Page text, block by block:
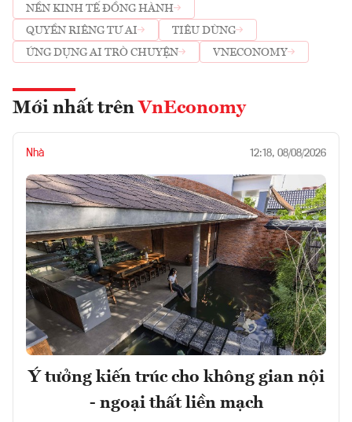
NỀN KINH TẾ ĐỒNG HÀNH
QUYỀN RIÊNG TƯ AI
TIÊU DÙNG
ỨNG DỤNG AI TRÒ CHUYỆN
VNECONOMY
Mới nhất trên VnEconomy
Nhà 12:18, 08/08/2026
Ý tưởng kiến trúc cho không gian nội
- ngoại thất liền mạch